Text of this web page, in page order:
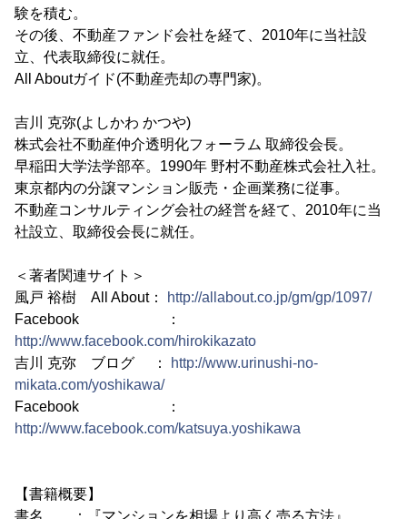
験を積む。
その後、不動産ファンド会社を経て、2010年に当社設
立、代表取締役に就任。
All Aboutガイド(不動産売却の専門家)。
吉川 克弥(よしかわ かつや)
株式会社不動産仲介透明化フォーラム 取締役会長。
早稲田大学法学部卒。1990年 野村不動産株式会社入社。
東京都内の分譲マンション販売・企画業務に従事。
不動産コンサルティング会社の経営を経て、2010年に当
社設立、取締役会長に就任。
＜著者関連サイト＞
風戸 裕樹 All About：
http://allabout.co.jp/gm/gp/1097/
Facebook ：
http://www.facebook.com/hirokikazato
吉川 克弥 ブログ ：
http://www.urinushi-no-
mikata.com/yoshikawa/
Facebook ：
http://www.facebook.com/katsuya.yoshikawa
【書籍概要】
書名 ：『マンションを相場より高く売る方法』